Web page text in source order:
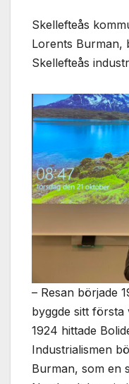
Skellefteås
Lorents Burman,
Skellefteås
– Resan började
byggde sitt
1924 hittade
Industrialismen
Burman, som en